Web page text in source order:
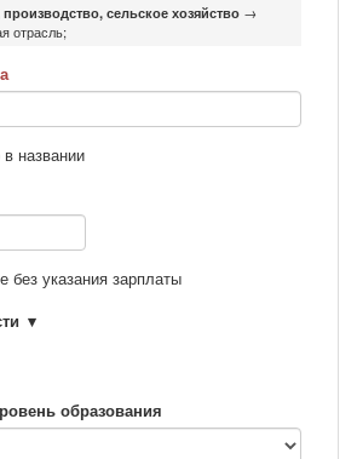
сельское хозяйство →
отрасль;
названии
без указания зарплаты
образования